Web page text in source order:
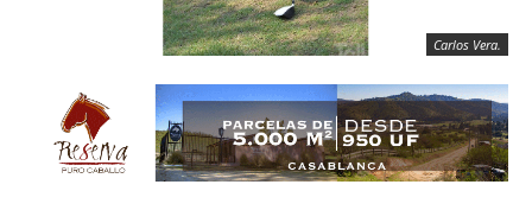
Carlos Vera.